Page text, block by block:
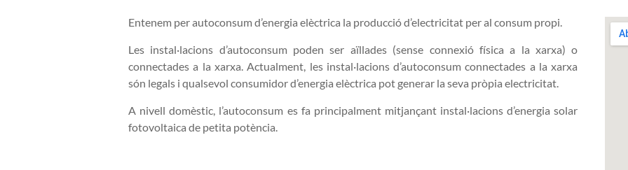
Entenem per autoconsum d’energia elèctrica la producció d’electricitat per al consum propi.
Les instal·lacions d’autoconsum poden ser aïllades (sense connexió física a la xarxa) o
connectades a la xarxa. Actualment, les instal·lacions d’autoconsum connectades a la xarxa
són legals i qualsevol consumidor d’energia elèctrica pot generar la seva pròpia electricitat.
A nivell domèstic, l’autoconsum es fa principalment mitjançant instal·lacions d’energia solar
fotovoltaica de petita potència.